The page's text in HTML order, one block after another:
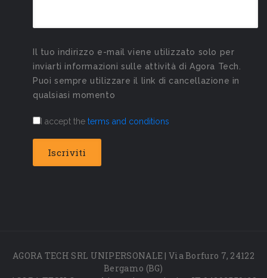
Il tuo indirizzo e-mail viene utilizzato solo per
inviarti informazioni sulle attività di Agora Tech.
Puoi sempre utilizzare il link di cancellazione in
qualsiasi momento
I accept the terms and conditions
AGORA TECH SRL UNIPERSONALE | Via Borfuro 7, 24122
Bergamo (BG)